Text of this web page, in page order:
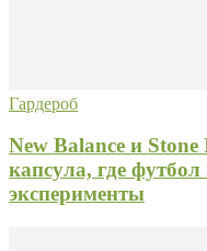
Гардероб
New Balance и Stone
капсула, где футбол
эксперименты